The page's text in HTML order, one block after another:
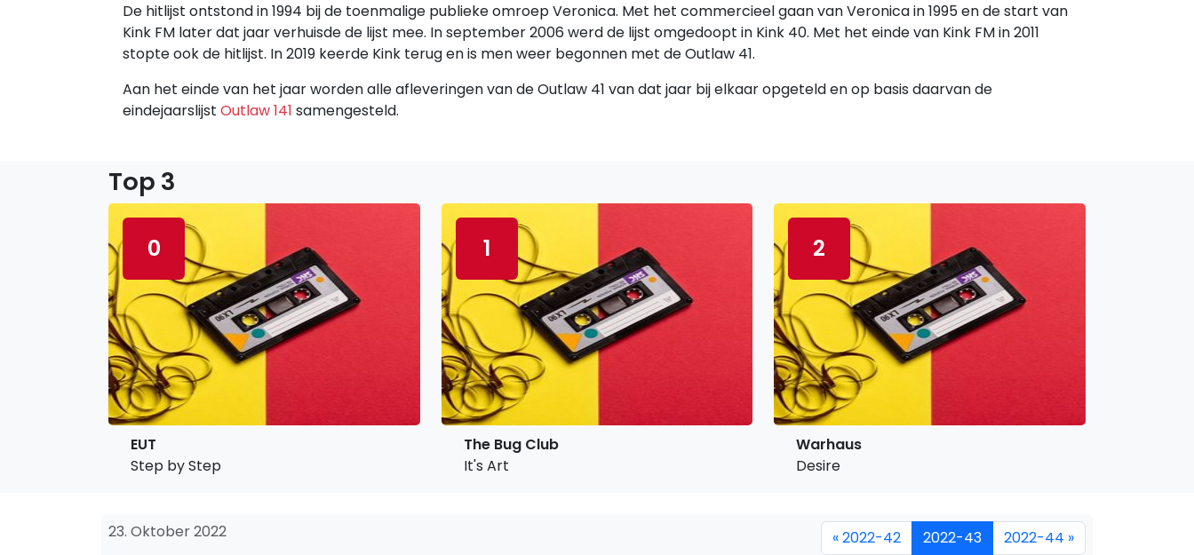
De hitlijst ontstond in 1994 bij de toenmalige publieke omroep Veronica. Met het commercieel gaan van Veronica in 1995 en de start van
Kink FM later dat jaar verhuisde de lijst mee. In september 2006 werd de lijst omgedoopt in Kink 40. Met het einde van Kink FM in 2011
stopte ook de hitlijst. In 2019 keerde Kink terug en is men weer begonnen met de Outlaw 41.
Aan het einde van het jaar worden alle afleveringen van de Outlaw 41 van dat jaar bij elkaar opgeteld en op basis daarvan de
eindejaarslijst Outlaw 141 samengesteld.
Top 3
0
EUT
Step by Step
1
The Bug Club
It's Art
2
Warhaus
Desire
23. Oktober 2022 « 2022-42 2022-43 2022-44 »